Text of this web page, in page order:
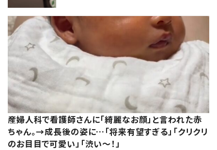
産婦人科で看護師さんに「綺麗なお顔」と言われた赤
ちゃん。→成長後の姿に…「将来有望すぎる」「クリクリ
のお目目で可愛い」「渋い～！」